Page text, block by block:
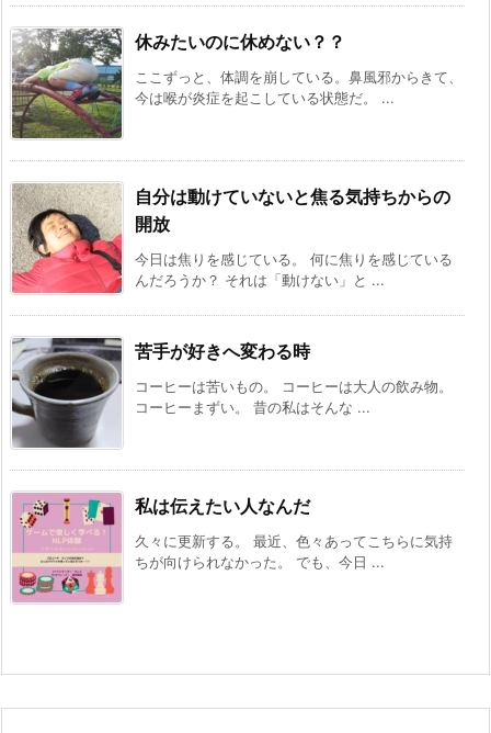
休みたいのに休めない？？
ここずっと、体調を崩している。鼻風邪からきて、
今は喉が炎症を起こしている状態だ。 ...
自分は動けていないと焦る気持ちからの
開放
今日は焦りを感じている。 何に焦りを感じている
んだろうか？ それは「動けない」と ...
苦手が好きへ変わる時
コーヒーは苦いもの。 コーヒーは大人の飲み物。
コーヒーまずい。 昔の私はそんな ...
私は伝えたい人なんだ
久々に更新する。 最近、色々あってこちらに気持
ちが向けられなかった。 でも、今日 ...